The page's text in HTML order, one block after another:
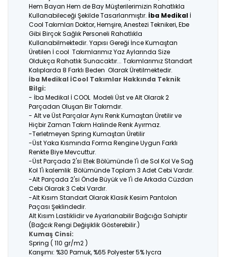
Hem Bayan Hem de Bay Müşterilerimizin Rahatlıkla
Kullanabileceği Şekilde Tasarlanmıştır. İba Medikal İ
Cool Takımları Doktor, Hemşire, Anestezi Teknikeri, Ebe
Gibi Birçok Sağlık Personeli Rahatlıkla
Kullanabilmektedir. Yapısı Gereği İnce Kumaştan
Üretilen İ cool Takımlarımız Yaz Aylarında Size
Oldukça Rahatlık Sunacaktır... Takımlarımız Standart
Kalıplarda 8 Farklı Beden Olarak Üretilmektedir.
İba Medikal İCool Takımlar Hakkında Teknik
Bilgi:
- İba Medikal İ COOL Modeli Üst ve Alt Olarak 2
Parçadan Oluşan Bir Takımdır.
- Alt ve Üst Parçalar Aynı Renk Kumaştan Üretilir ve
Hiçbir Zaman Takım Halinde Renk Ayırmaz.
-Terletmeyen Spring Kumaştan Üretilir
-Üst Yaka Kısmında Forma Rengine Uygun Farklı
Renkte Biye Mevcuttur.
-Üst Parçada 2'si Etek Bölümünde 1'i de Sol Kol Ve Sağ
Kol 1'i kalemlik Bölümünde Toplam 3 Adet Cebi Vardır.
-Alt Parçada 2'si Önde Büyük ve 1'i de Arkada Cüzdan
Cebi Olarak 3 Cebi Vardır.
-Alt Kısım Standart Olarak Klasik Kesim Pantolon
Paçası Şeklindedir.
Alt Kısım Lastiklidir ve Ayarlanabilir Bağcığa Sahiptir
(Bağcık Rengi Değişiklik Gösterebilir.)
Kumaş Cinsi:
Spring ( 110 gr/m2 )
Karışımı: %30 Pamuk, %65 Polyester 5% lycra